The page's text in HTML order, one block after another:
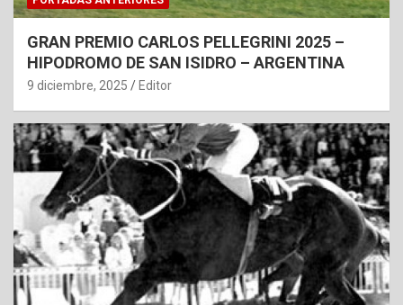
GRAN PREMIO CARLOS PELLEGRINI 2025 –
HIPODROMO DE SAN ISIDRO – ARGENTINA
9 diciembre, 2025 Editor